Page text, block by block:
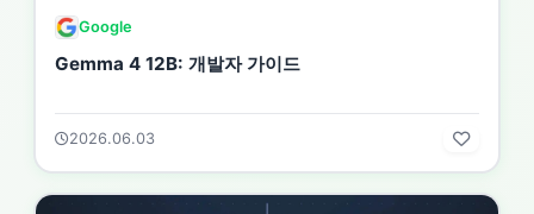
Google
Gemma 4 12B: 개발자 가이드
2026.06.03